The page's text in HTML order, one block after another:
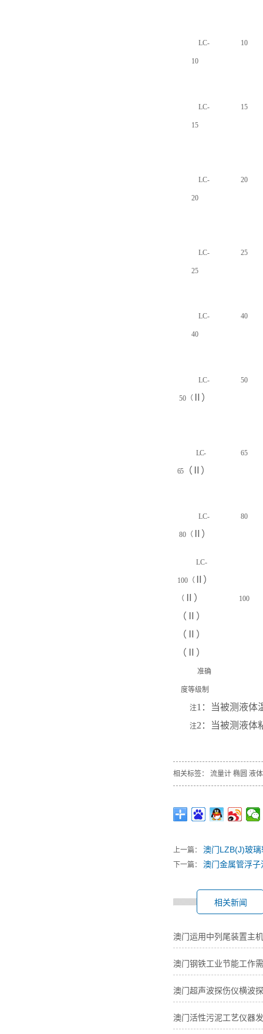
LC-
10
10
LC-
15
15
LC-
20
20
LC-
25
25
LC-
40
40
LC-
50 （Ⅱ ）
50
LC-
65（ ）
65
LC-
80 （Ⅱ ）
80
LC-
100 （Ⅱ ）
（
）
（
）
（
）
（
）
100
准确
度等级制
注1 ：当被测液体
注2 ：当被测液体
相关标签： 流量计 椭圆 液体
上一篇： 澳门LZB(J)玻
下一篇： 澳门金属管浮子
相关新闻
澳门运用中列尾装置主
澳门钢铁工业节能工作
澳门超声波探伤仪横波
澳门活性污泥工艺仪器